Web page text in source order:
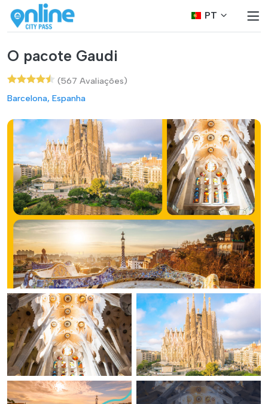
PT
O pacote Gaudi
(567 Avaliações)
Barcelona, Espanha